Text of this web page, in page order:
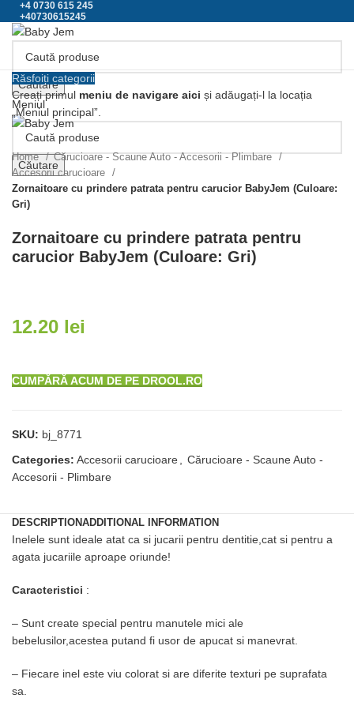
+4 0730 615 245
+40730615245
Căutare
Meniul
Răsfoiți categorii
Creați primul meniu de navigare aici și adăugați-l la locația
„Meniul principal”.
Căutare
Click pentru a mari
Home
Cărucioare - Scaune Auto - Accesorii - Plimbare
Accesorii carucioare
Zornaitoare cu prindere patrata pentru carucior BabyJem (Culoare:
Gri)
Zornaitoare cu prindere patrata pentru
carucior BabyJem (Culoare: Gri)
12.20 lei
CUMPĂRĂ ACUM DE PE DROOL.RO
SKU: bj_8771
Categories: Accesorii carucioare, Cărucioare - Scaune Auto -
Accesorii - Plimbare
DESCRIPTIONADDITIONAL INFORMATION
Inelele sunt ideale atat ca si jucarii pentru dentitie,cat si pentru a
agata jucariile aproape oriunde!
Caracteristici :
– Sunt create special pentru manutele mici ale
bebelusilor,acestea putand fi usor de apucat si manevrat.
– Fiecare inel este viu colorat si are diferite texturi pe suprafata
sa.